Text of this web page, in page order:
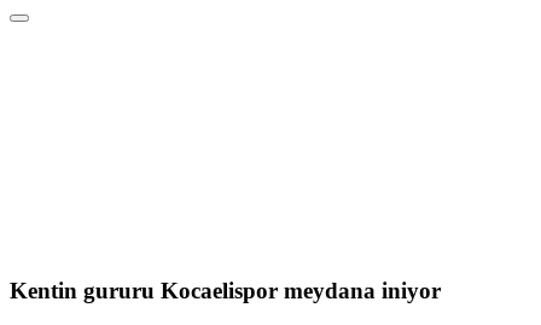
Kentin gururu Kocaelispor meydana iniyor